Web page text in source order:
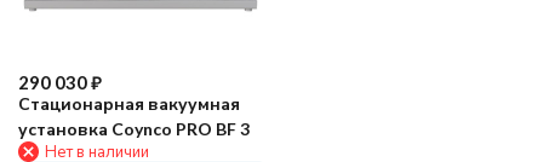
290 030₽
Стационарная вакуумная
установка Coynco PRO BF 3
Нет в наличии